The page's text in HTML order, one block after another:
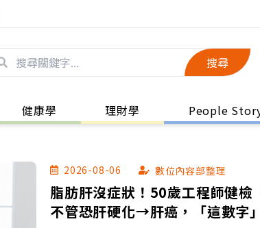
搜尋
健康學 理財學 People
2026-08-06 數位內容部整理
脂肪肝沒症狀！50歲工程師健
不管恐肝硬化→肝癌，「這數字